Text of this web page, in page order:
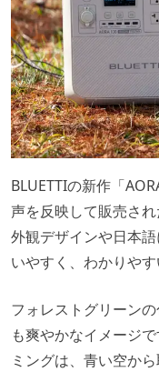
BLUETTIの新作「
声を反映して販売され
外観デザインや日本
いやすく、わかりやす
フォレストグリーン
も爽やかなイメージ
ミングは、青い空か